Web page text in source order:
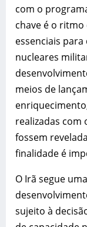
com o
chave é o
essenciais
nucleares
meios de
realizadas com
fossem
finalidade é
O Irã segue
sujeito à